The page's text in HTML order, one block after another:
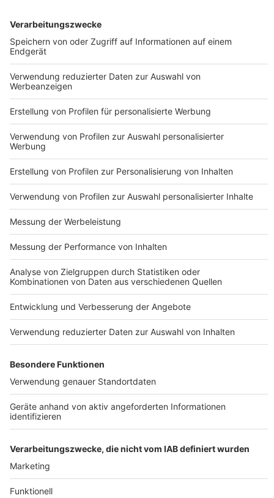
DEINE GEMERKTEN ARTIKEL
Du hast dir noch keine Artikel gemerkt
Markiere sie hierfür mit einem
Impressum
Nutzungsbedingungen
Jobs
Archiv
Teilnahmebedingungen
Geschäftsbedingungen
ANTENNE BAYERN GROUP
Kontakt
Werbung
Datenschutzerklärung
ROCK ANTENNE
Region wechseln
Newsletter